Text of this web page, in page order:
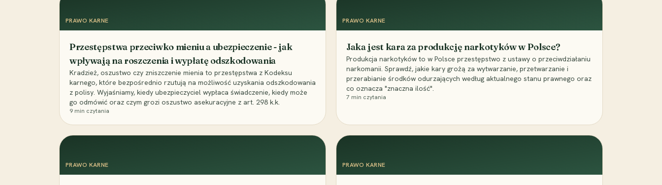
PRAWO KARNE
Przestępstwa przeciwko mieniu a ubezpieczenie - jak
wpływają na roszczenia i wypłatę odszkodowania
Kradzież, oszustwo czy zniszczenie mienia to przestępstwa z Kodeksu
karnego, które bezpośrednio rzutują na możliwość uzyskania odszkodowania
z polisy. Wyjaśniamy, kiedy ubezpieczyciel wypłaca świadczenie, kiedy może
go odmówić oraz czym grozi oszustwo asekuracyjne z art. 298 k.k.
9 min czytania
PRAWO KARNE
Jaka jest kara za produkcję narkotyków w Polsce?
Produkcja narkotyków to w Polsce przestępstwo z ustawy o przeciwdziałaniu
narkomanii. Sprawdź, jakie kary grożą za wytwarzanie, przetwarzanie i
przerabianie środków odurzających według aktualnego stanu prawnego oraz
co oznacza "znaczna ilość".
7 min czytania
PRAWO KARNE PRAWO KARNE